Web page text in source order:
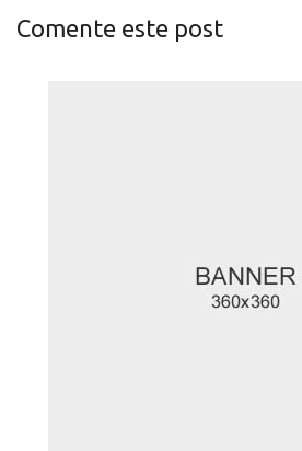
Comente este post